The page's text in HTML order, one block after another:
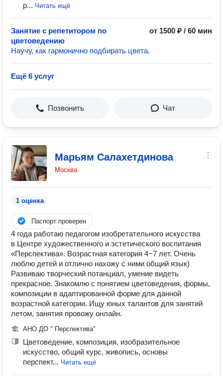
р... Читать ещё
Занятие с репетитором по
цветоведению
от 1500 ₽ / 60 мин
Научу, как гармонично подбирать цвета.
Ещё 6 услуг
Позвонить Чат
Марьям Салахетдинова
Москва
1 оценка
Паспорт проверен
4 года работаю педагогом изобретательного искусства
в Центре художественного и эстетического воспитания
«Перспектива». Возрастная категория 4−7 лет. Очень
люблю детей и отлично нахожу с ними общий язык)
Развиваю творческий потанциал, умение видеть
прекрасное. Знакомлю с понятием цветоведения, формы,
композиции в адаптированной форме для данной
возрастной категории. Ищу юных талантов для занятий
летом, занятия провожу онлайн.
АНО ДО " Перспектива"
Цветоведение, композиция, изобразительное
искусство, общий курс, живопись, основы
перспект... Читать ещё